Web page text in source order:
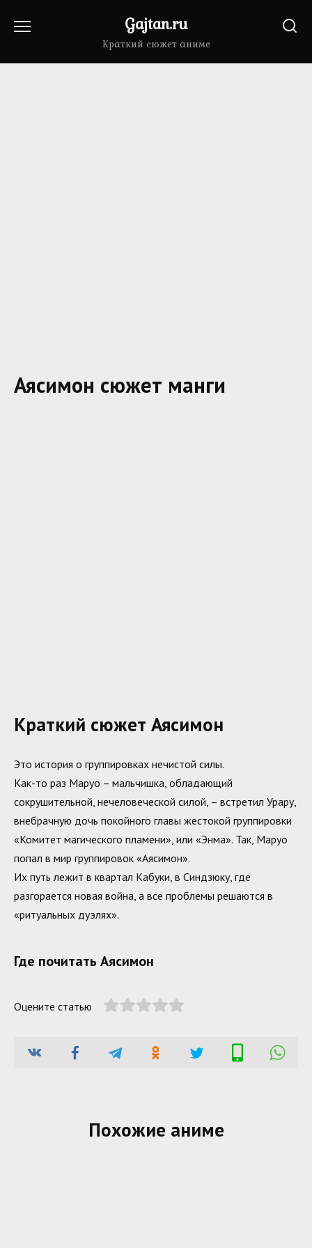
Gajtan.ru
Краткий сюжет аниме
Аясимон сюжет манги
Краткий сюжет Аясимон
Это история о группировках нечистой силы.
Как-то раз Маруо – мальчишка, обладающий
сокрушительной, нечеловеческой силой, – встретил Урару,
внебрачную дочь покойного главы жестокой группировки
«Комитет магического пламени», или «Энма». Так, Маруо
попал в мир группировок «Аясимон».
Их путь лежит в квартал Кабуки, в Синдзюку, где
разгорается новая война, а все проблемы решаются в
«ритуальных дуэлях».
Где почитать Аясимон
Оцените статью
Похожие аниме